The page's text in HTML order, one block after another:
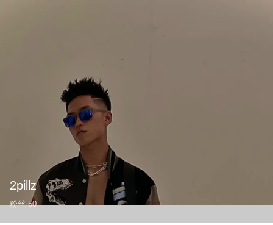
2pillz
粉丝 50